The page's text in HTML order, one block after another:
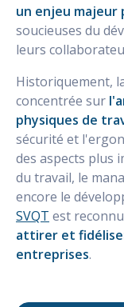
un enjeu majeur
soucieuses du
leurs
Historiquement,
concentrée sur
physiques de
sécurité et
des aspects plus
du travail, le
encore le
SVQT est
attirer et
entreprises.